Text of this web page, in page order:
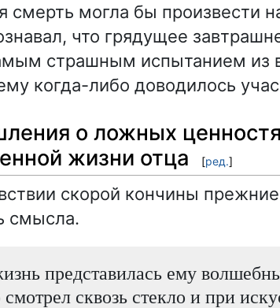
смерть могла бы
что грядущее
страшным испытанием из
когда-либо доводилось
о ложных
жизни отца
[ред.]
скорой кончины
смысла.
представилась ему
смотрел сквозь стекло и при